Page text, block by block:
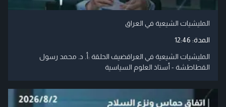
المليشيات الشيعية في العراق
المدة: 12:46
المليشيات الشيعية في العراقضيف الحلقة :أ. د. محمد رسول
القطاطشة - أستاذ العلوم السياسية